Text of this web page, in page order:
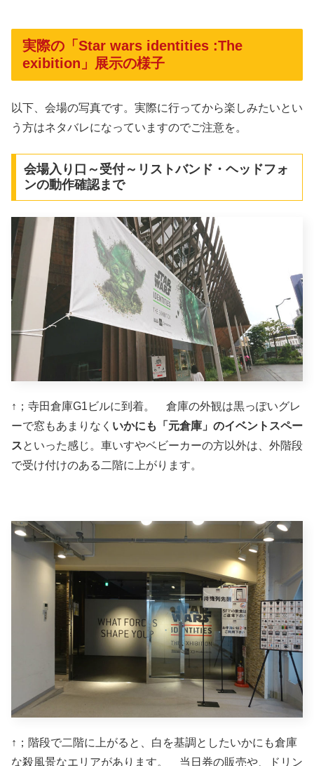
実際の「Star wars identities :The
exibition」展示の様子
以下、会場の写真です。実際に行ってから楽しみたいとい
う方はネタバレになっていますのでご注意を。
会場入り口～受付～リストバンド・ヘッドフォ
ンの動作確認まで
↑；寺田倉庫G1ビルに到着。 倉庫の外観は黒っぽいグレ
ーで窓もあまりなく いかにも「元倉庫」のイベントスペー
スといった感じ。車いすやベビーカーの方以外は、外階段
で受け付けのある二階に上がります。
↑；階段で二階に上がると、白を基調としたいかにも倉庫
な殺風景なエリアがあります。 当日券の販売や、ドリン